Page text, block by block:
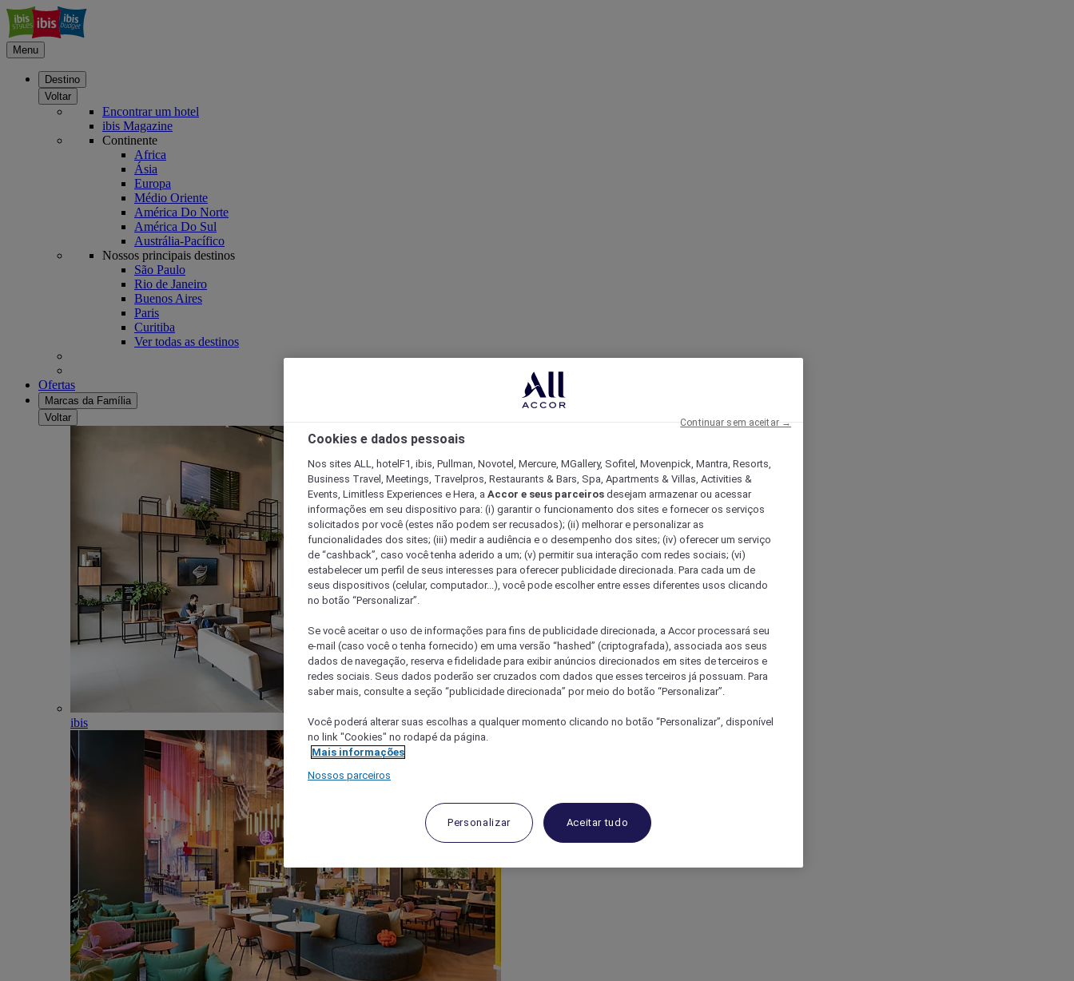
Menu
Destino
Voltar
Encontrar um hotel
ibis Magazine
Continente
Africa
Ásia
Europa
Médio Oriente
América Do Norte
América Do Sul
Austrália-Pacífico
Nossos principais destinos
São Paulo
Rio de Janeiro
Buenos Aires
Paris
Curitiba
Ver todas as destinos
Ofertas
Marcas da Família
Voltar
ibis
Cookies e dados pessoais
Nos sites ALL, hotelF1, ibis, Pullman, Novotel, Mercure, MGallery, Sofitel, Movenpick, Mantra, Resorts,
Business Travel, Meetings, Travelpros, Restaurants & Bars, Spa, Apartments & Villas, Activities &
Events, Limitless Experiences e Hera, a Accor e seus parceiros desejam armazenar ou acessar
informações em seu dispositivo para: (i) garantir o funcionamento dos sites e fornecer os serviços
solicitados por você (estes não podem ser recusados); (ii) melhorar e personalizar as
funcionalidades dos sites; (iii) medir a audiência e o desempenho dos sites; (iv) oferecer um serviço
de “cashback”, caso você tenha aderido a um; (v) permitir sua interação com redes sociais; (vi)
estabelecer um perfil de seus interesses para oferecer publicidade direcionada. Para cada um de
seus dispositivos (celular, computador...), você pode escolher entre esses diferentes usos clicando
no botão “Personalizar”.
Se você aceitar o uso de informações para fins de publicidade direcionada, a Accor processará seu
e-mail (caso você o tenha fornecido) em uma versão “hashed” (criptografada), associada aos seus
dados de navegação, reserva e fidelidade para exibir anúncios direcionados em sites de terceiros e
redes sociais. Seus dados poderão ser cruzados com dados que esses terceiros já possuam. Para
saber mais, consulte a seção “publicidade direcionada” por meio do botão “Personalizar”.
Você poderá alterar suas escolhas a qualquer momento clicando no botão “Personalizar”, disponível
no link "Cookies" no rodapé da página.
Mais informações
Nossos parceiros
Personalizar Aceitar tudo
Continuar sem aceitar →